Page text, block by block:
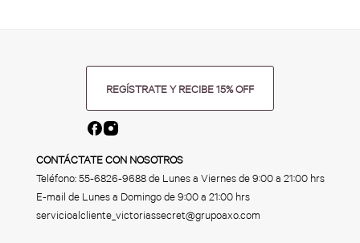
REGÍSTRATE Y RECIBE 15% OFF
CONTÁCTATE CON NOSOTROS
Teléfono:55-6826-9688de Lunes a Viernes de 9:00 a 21:00 hrs
E-mail de Lunes a Domingo de 9:00 a 21:00 hrs
servicioalcliente_victoriassecret@grupoaxo.com